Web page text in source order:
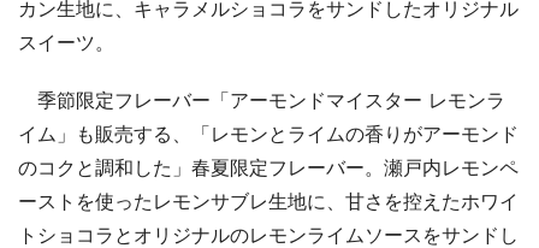
カン生地に、キャラメルショコラをサンドしたオリジナル
スイーツ。
季節限定フレーバー「アーモンドマイスター レモンラ
イム」も販売する、「レモンとライムの香りがアーモンド
のコクと調和した」春夏限定フレーバー。瀬戸内レモンペ
ーストを使ったレモンサブレ生地に、甘さを控えたホワイ
トショコラとオリジナルのレモンライムソースをサンドし